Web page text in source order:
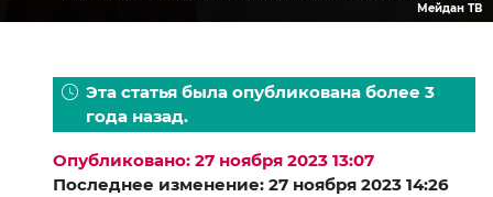
Мейдан ТВ
Эта статья была опубликована более 3
года назад.
Опубликовано: 27 ноября 2023 13:07
Последнее изменение: 27 ноября 2023 14:26